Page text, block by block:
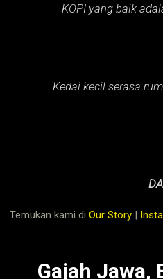
KOPI yang baik
Kedai kecil serasa
Temukan kami di Our Story |
Gajah Jawa,